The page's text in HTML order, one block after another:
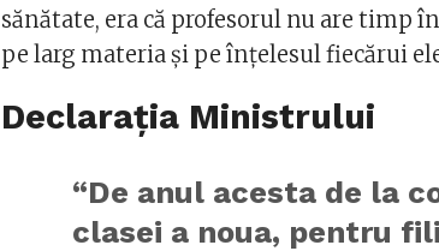
sănătate, era că profesorul nu are timp
pe larg materia și pe înțelesul fiecărui
Declarația Ministrului
“De anul acesta de la
clasei a noua, pentru